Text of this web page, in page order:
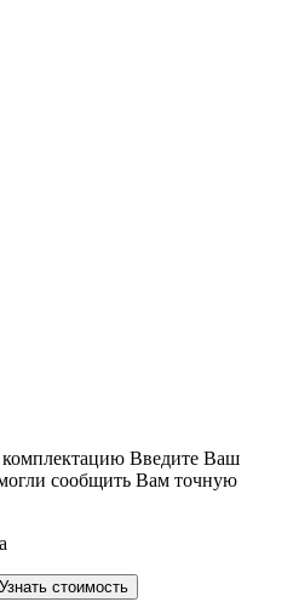
Введите Ваш
сообщить Вам точную